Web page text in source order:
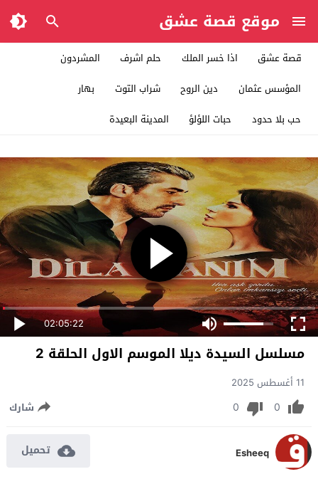
موقع قصة عشق
قصة عشق اذا خسر الملك حلم اشرف
المشردون
المؤسس عثمان
دين الروح شراب التوت
بهار
حب بلا حدود
حبات اللؤلؤ المدينة البعيدة
02:05:22
مسلسل السيدة ديلا الموسم الاول الحلقة 2
11 أغسطس 2025
0
0 شارك
Esheeq تحميل